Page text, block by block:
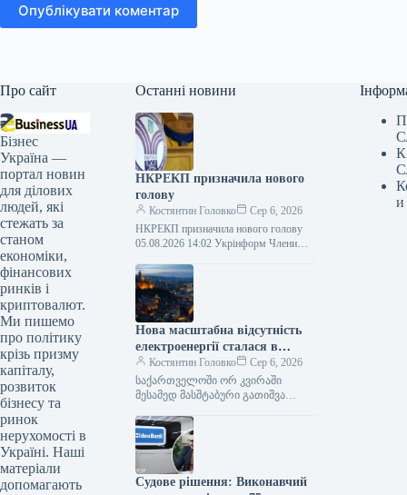
Опублікувати коментар
Про сайт
Бізнес
Україна —
портал новин
для ділових
людей, які
стежать за
станом
економіки,
фінансових
ринків і
криптовалют.
Ми пишемо
про політику
крізь призму
капіталу,
розвиток
бізнесу та
ринок
нерухомості в
Україні. Наші
матеріали
допомагають
Останні новини
НКРЕКП призначила нового
голову
Костянтин Головко
Сер 6, 2026
НКРЕКП призначила нового голову
05.08.2026 14:02 Укрінформ Члени
державні сфери енергетики та
комунальних послуг, на закритому…
Нова масштабна відсутність
електроенергії сталася в
Грузії втретє за останні два
тижні.
Костянтин Головко
Сер 6, 2026
საქართველოში ორ კვირაში
მესამედ მასშტაბური გათიშვა
გამოიწერეთ ჩვენი Google არხი
ახლავე საქართველოს
დედაქალაქსა და რეგიონების
უმეტეს ნაწილში…
Судове рішення: Виконавчий
и